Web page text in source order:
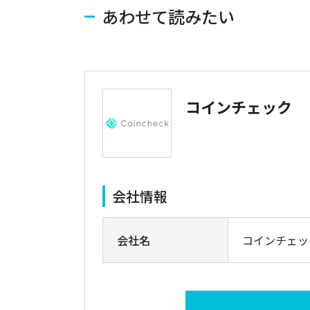
あわせて読みたい
コインチェック
会社情報
会社名 コインチェ